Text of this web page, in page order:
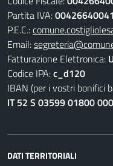
Partita IVA:00426640041
P.E.C.:
Email:
Fatturazione Elettronica:
Codice IPA:c_d120
IBAN (per i vostri bonifici
IT 52 S 03599 01800
DATI TERRITORIALI